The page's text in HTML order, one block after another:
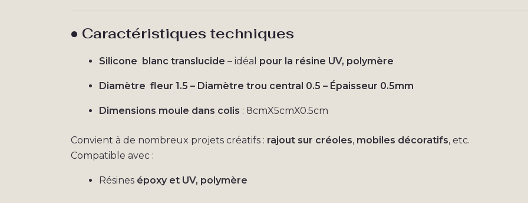
• Caractéristiques techniques
Silicone blanc translucide – idéal pour la résine UV, polymère
Diamètre fleur 1.5 – Diamètre trou central 0.5 – Épaisseur 0.5mm
Dimensions moule dans colis : 8cmX5cmX0.5cm
Convient à de nombreux projets créatifs : rajout sur créoles, mobiles décoratifs, etc.
Compatible avec :
Résines époxy et UV, polymère